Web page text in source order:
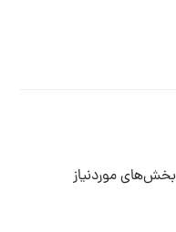
بخش‌های موردنیاز